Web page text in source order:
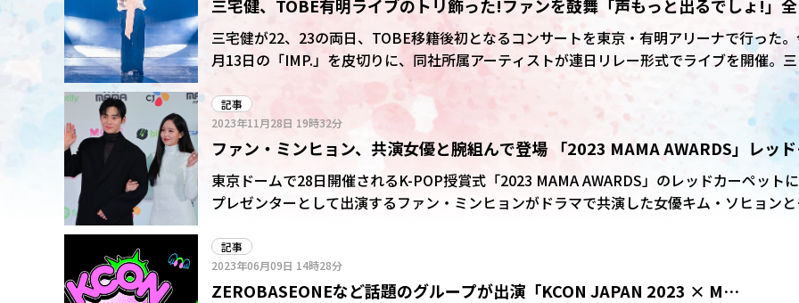
三宅健、TOBE有明ライブのトリ飾った!ファンを鼓舞「声もっと出るでしょ!」
6都市ライブツアー開催も発表
三宅健が22、23の両日、TOBE移籍後初となるコンサートを東京・有明アリーナで行った
月13日の「IMP.」を皮切りに、同社所属アーティストが連日リレー形式でライブを開催。
はそのトリを飾る形となった。
記事
2023年11月28日 19時32分
ファン・ミンヒョン、共演女優と腕組んで登場 「2023 MAMA AWARDS」レッ
ーペット
東京ドームで28日開催されるK-POP授賞式「2023 MAMA AWARDS」のレッドカーペットに
プレゼンターとして出演するファン・ミンヒョンがドラマで共演した女優キム・ソヒョンと
記事
2023年06月09日 14時28分
ZEROBASEONEなど話題のグループが出演「KCON JAPAN 2023 × M